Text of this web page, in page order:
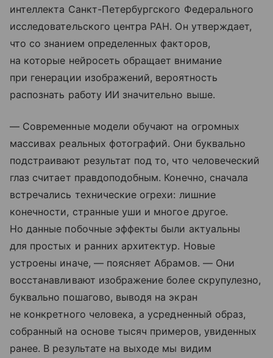
интеллекта Санкт-Петербургского Федерального
исследовательского центра РАН. Он утверждает,
что со знанием определенных факторов,
на которые нейросеть обращает внимание
при генерации изображений, вероятность
распознать работу ИИ значительно выше.
— Современные модели обучают на огромных
массивах реальных фотографий. Они буквально
подстраивают результат под то, что человеческий
глаз считает правдоподобным. Конечно, сначала
встречались технические огрехи: лишние
конечности, странные уши и многое другое.
Но данные побочные эффекты были актуальны
для простых и ранних архитектур. Новые
устроены иначе, — поясняет Абрамов. — Они
восстанавливают изображение более скрупулезно,
буквально пошагово, выводя на экран
не конкретного человека, а усредненный образ,
собранный на основе тысяч примеров, увиденных
ранее. В результате на выходе мы видим